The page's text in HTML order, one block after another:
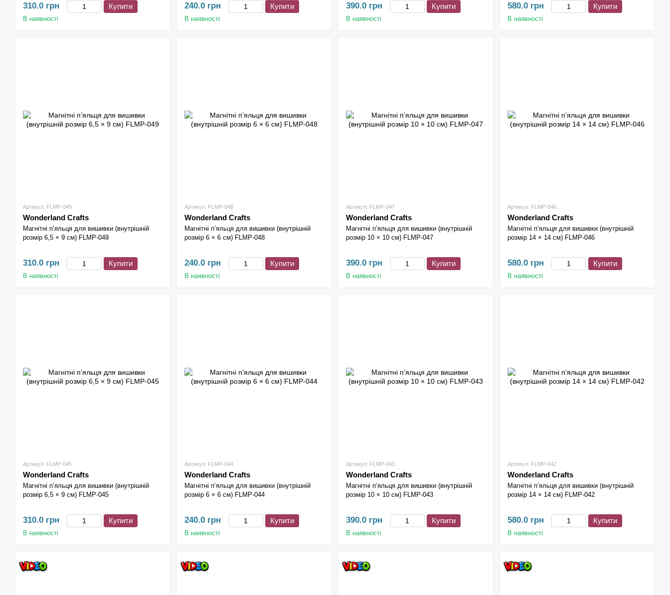
310.0 грн Купити
В наявності
240.0 грн Купити
В наявності
390.0 грн Купити
В наявності
580.0 грн Купити
В наявності
Артикул: FLMP-049
Wonderland Crafts
Магнітні п’яльця для вишивки (внутрішній
розмір 6,5 × 9 см) FLMP-049
310.0 грн Купити
В наявності
Артикул: FLMP-048
Wonderland Crafts
Магнітні п’яльця для вишивки (внутрішній
розмір 6 × 6 см) FLMP-048
240.0 грн Купити
В наявності
Артикул: FLMP-047
Wonderland Crafts
Магнітні п’яльця для вишивки (внутрішній
розмір 10 × 10 см) FLMP-047
390.0 грн Купити
В наявності
Артикул: FLMP-046
Wonderland Crafts
Магнітні п’яльця для вишивки (внутрішній
розмір 14 × 14 см) FLMP-046
580.0 грн Купити
В наявності
Артикул: FLMP-045
Wonderland Crafts
Магнітні п’яльця для вишивки (внутрішній
розмір 6,5 × 9 см) FLMP-045
310.0 грн Купити
В наявності
Артикул: FLMP-044
Wonderland Crafts
Магнітні п’яльця для вишивки (внутрішній
розмір 6 × 6 см) FLMP-044
240.0 грн Купити
В наявності
Артикул: FLMP-043
Wonderland Crafts
Магнітні п’яльця для вишивки (внутрішній
розмір 10 × 10 см) FLMP-043
390.0 грн Купити
В наявності
Артикул: FLMP-042
Wonderland Crafts
Магнітні п’яльця для вишивки (внутрішній
розмір 14 × 14 см) FLMP-042
580.0 грн Купити
В наявності